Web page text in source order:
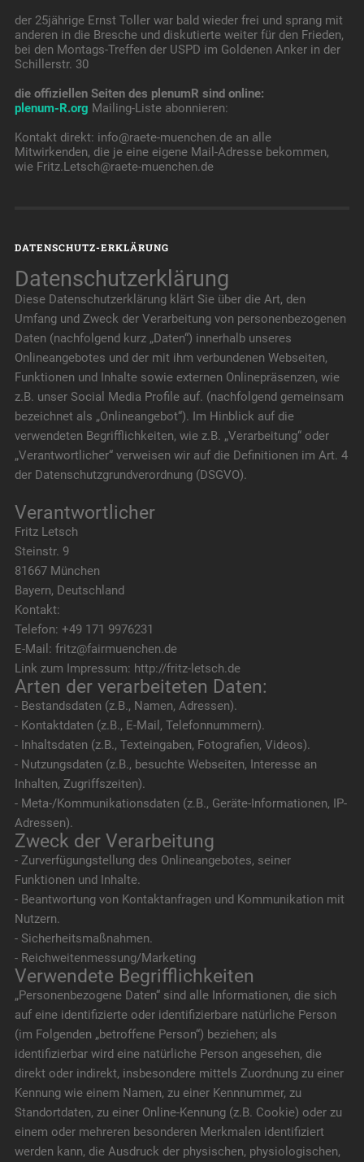
der 25jährige Ernst Toller war bald wieder frei und sprang mit
anderen in die Bresche und diskutierte weiter für den Frieden,
bei den Montags-Treffen der USPD im Goldenen Anker in der
Schillerstr. 30
die offiziellen Seiten des plenumR sind online:
plenum-R.org Mailing-Liste abonnieren:
Kontakt direkt: info@raete-muenchen.de an alle
Mitwirkenden, die je eine eigene Mail-Adresse bekommen,
wie Fritz.Letsch@raete-muenchen.de
DATENSCHUTZ-ERKLÄRUNG
Datenschutzerklärung
Diese Datenschutzerklärung klärt Sie über die Art, den
Umfang und Zweck der Verarbeitung von personenbezogenen
Daten (nachfolgend kurz „Daten“) innerhalb unseres
Onlineangebotes und der mit ihm verbundenen Webseiten,
Funktionen und Inhalte sowie externen Onlinepräsenzen, wie
z.B. unser Social Media Profile auf. (nachfolgend gemeinsam
bezeichnet als „Onlineangebot“). Im Hinblick auf die
verwendeten Begrifflichkeiten, wie z.B. „Verarbeitung“ oder
„Verantwortlicher“ verweisen wir auf die Definitionen im Art. 4
der Datenschutzgrundverordnung (DSGVO).
Verantwortlicher
Fritz Letsch
Steinstr. 9
81667 München
Bayern, Deutschland
Kontakt:
Telefon: +49 171 9976231
E-Mail: fritz@fairmuenchen.de
Link zum Impressum: http://fritz-letsch.de
Arten der verarbeiteten Daten:
- Bestandsdaten (z.B., Namen, Adressen).
- Kontaktdaten (z.B., E-Mail, Telefonnummern).
- Inhaltsdaten (z.B., Texteingaben, Fotografien, Videos).
- Nutzungsdaten (z.B., besuchte Webseiten, Interesse an
Inhalten, Zugriffszeiten).
- Meta-/Kommunikationsdaten (z.B., Geräte-Informationen, IP-
Adressen).
Zweck der Verarbeitung
- Zurverfügungstellung des Onlineangebotes, seiner
Funktionen und Inhalte.
- Beantwortung von Kontaktanfragen und Kommunikation mit
Nutzern.
- Sicherheitsmaßnahmen.
- Reichweitenmessung/Marketing
Verwendete Begrifflichkeiten
„Personenbezogene Daten“ sind alle Informationen, die sich
auf eine identifizierte oder identifizierbare natürliche Person
(im Folgenden „betroffene Person“) beziehen; als
identifizierbar wird eine natürliche Person angesehen, die
direkt oder indirekt, insbesondere mittels Zuordnung zu einer
Kennung wie einem Namen, zu einer Kennnummer, zu
Standortdaten, zu einer Online-Kennung (z.B. Cookie) oder zu
einem oder mehreren besonderen Merkmalen identifiziert
werden kann, die Ausdruck der physischen, physiologischen,